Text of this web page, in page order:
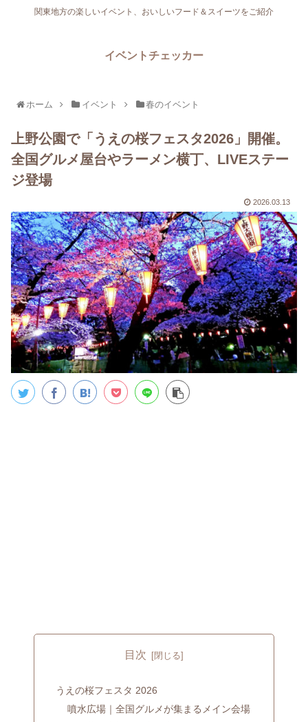
関東地方の楽しいイベント、おいしいフード＆スイーツをご紹介
イベントチェッカー
ホーム イベント 春のイベント
上野公園で「うえの桜フェスタ2026」開催。
全国グルメ屋台やラーメン横丁、LIVEステー
ジ登場
2026.03.13
目次
うえの桜フェスタ 2026
噴水広場｜全国グルメが集まるメイン会場